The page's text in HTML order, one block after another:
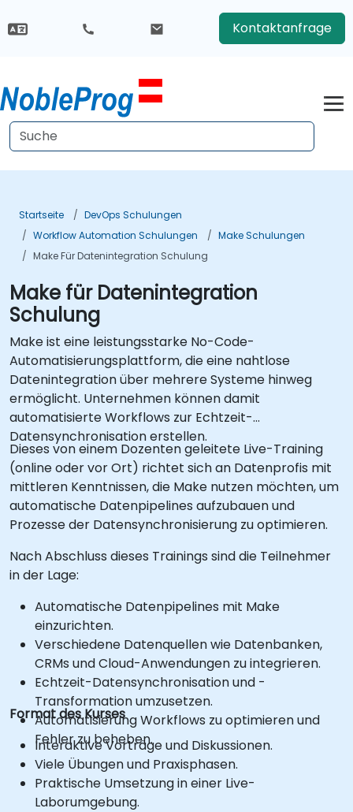
Kontaktanfrage
Startseite
DevOps Schulungen
Workflow Automation Schulungen
Make Schulungen
Make Für Datenintegration Schulung
Make für Datenintegration
Schulung
Make ist eine leistungsstarke No-Code-
Automatisierungsplattform, die eine nahtlose
Datenintegration über mehrere Systeme hinweg
ermöglicht. Unternehmen können damit
automatisierte Workflows zur Echtzeit-
Datensynchronisation erstellen.
Dieses von einem Dozenten geleitete Live-Training
(online oder vor Ort) richtet sich an Datenprofis mit
mittleren Kenntnissen, die Make nutzen möchten, um
automatische Datenpipelines aufzubauen und
Prozesse der Datensynchronisierung zu optimieren.
Nach Abschluss dieses Trainings sind die Teilnehmer
in der Lage:
Automatische Datenpipelines mit Make
einzurichten.
Verschiedene Datenquellen wie Datenbanken,
CRMs und Cloud-Anwendungen zu integrieren.
Echtzeit-Datensynchronisation und -
Transformation umzusetzen.
Automatisierung Workflows zu optimieren und
Fehler zu beheben.
Format des Kurses
Interaktive Vorträge und Diskussionen.
Viele Übungen und Praxisphasen.
Praktische Umsetzung in einer Live-
Laborumgebung.